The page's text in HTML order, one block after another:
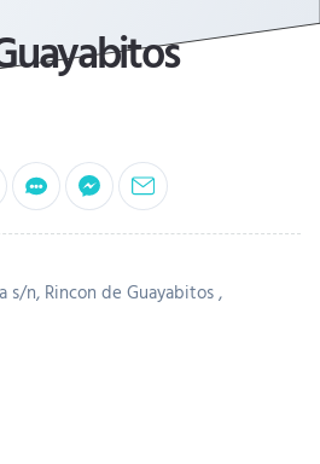
s/n, Rincon de Guayabitos ,